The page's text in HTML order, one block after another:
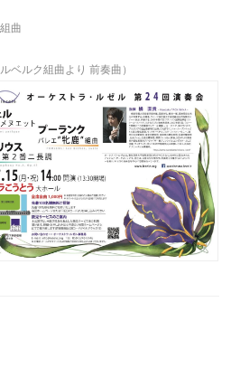
曲
ベルク組曲より 前奏曲）